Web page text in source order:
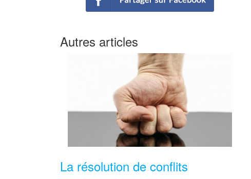
Autres articles
La résolution de conflits